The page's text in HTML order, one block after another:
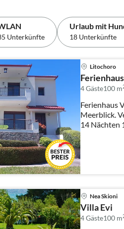
Unterkünfte
Urlaub mit
18 Unterkünfte
Litochoro
4 Gäste100 m
Ferienhaus
Meerblick.
14 Nächten
Nea Skioni
Villa Evi
4 Gäste100 m